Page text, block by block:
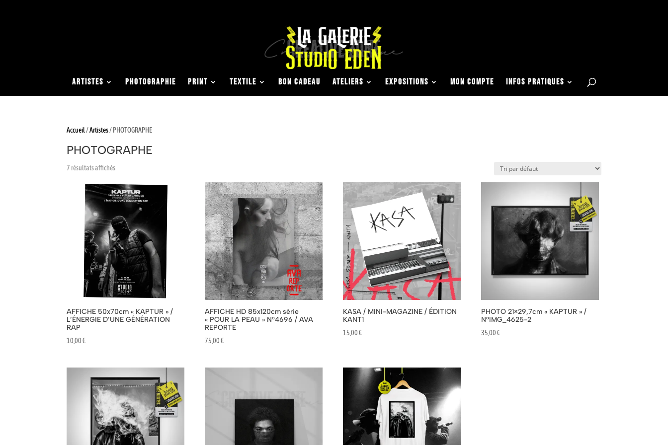
ARTISTES PHOTOGRAPHIE PRINT TEXTILE BON CADEAU ATELIERS EXPOSITIONS Mon COMPTE Infos Pratiques
Accueil/Artistes/ PHOTOGRAPHE
PHOTOGRAPHE
7 résultats affichés
AFFICHE 50x70cm « KAPTUR » /
L’ÉNERGIE D’UNE GÉNÉRATION
RAP
10,00€
AFFICHE HD 85x120cm série
« POUR LA PEAU » N°4696 / AVA
REPORTE
75,00€
KASA / MINI-MAGAZINE / ÉDITION
KANT1
15,00€
PHOTO 21×29,7cm « KAPTUR » /
N°IMG_4625-2
35,00€